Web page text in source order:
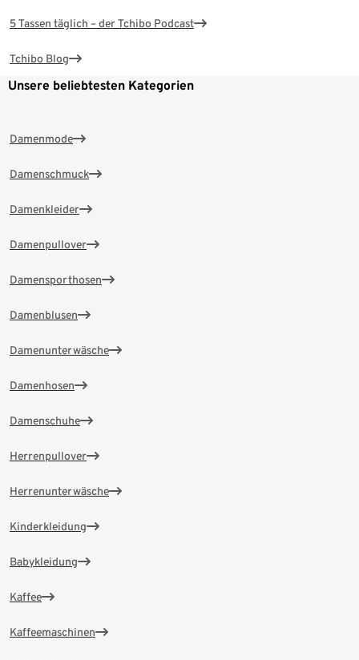
5 Tassen täglich – der Tchibo Podcast
Tchibo Blog
Unsere beliebtesten Kategorien
Damenmode
Damenschmuck
Damenkleider
Damenpullover
Damensporthosen
Damenblusen
Damenunterwäsche
Damenhosen
Damenschuhe
Herrenpullover
Herrenunterwäsche
Kinderkleidung
Babykleidung
Kaffee
Kaffeemaschinen